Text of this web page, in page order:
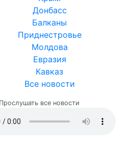
Донбасс
Балканы
Приднестровье
Молдова
Евразия
Кавказ
Все новости
Прослушать все новости